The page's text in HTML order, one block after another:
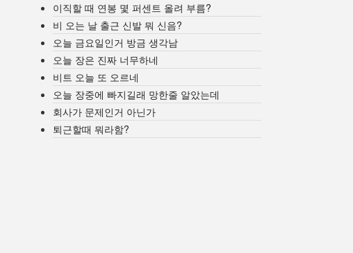
이직할 때 연봉 몇 퍼센트 올려 부름?
비 오는 날 출근 신발 뭐 신음?
오늘 금요일인거 방금 생각남
오늘 장은 진짜 너무하네
비트 오늘 또 오르네
오늘 장중에 빠지길래 망한줄 알았는데
회사가 문제인거 아닌가
퇴근할때 뭐라함?